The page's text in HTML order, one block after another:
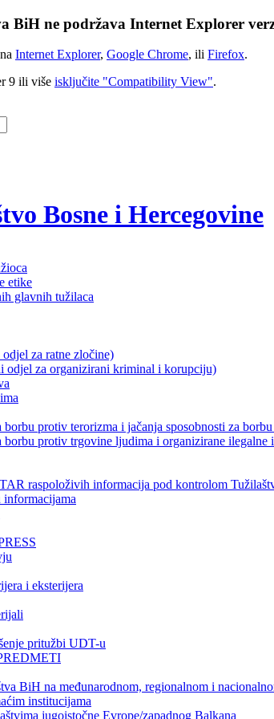
BiH ne podržava Internet Explorer
Internet Explorer, Google Chrome, ili Firefox.
9 ili više isključite "Compatibility View".
Bosne i Hercegovine
etike
glavnih tužilaca
za ratne zločine)
odjel za organizirani kriminal i korupciju)
borbu protiv terorizma i jačanja sposobnosti za
borbu protiv trgovine ljudima i organizirane ilegalne
raspoloživih informacija pod kontrolom
i eksterijera
pritužbi UDT-u
BiH na međunarodnom, regionalnom i
institucijama
jugoistočne Evrope/zapadnog Balkana